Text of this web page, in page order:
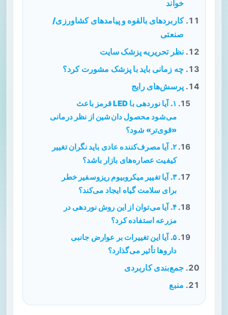
خواند
کاربردهای بالقوه و پیامدهای کشاورزی/
صنعتی
نظر تحریریه پزشک سایت
چه زمانی باید با پزشک مشورت کرد؟
پرسش‌های رایج
۱. آیا نوردهی با LED قرمز باعث
می‌شود محصول دان‌شین از نظر درمانی
«قوی‌تر» شود؟
۲. آیا مصرف‌کننده عادی باید نگران تغییر
کیفیت عصاره‌های بازار باشد؟
۳. آیا تغییر میکروبیوم ریزوسفیر خطر
برای سلامت گیاه ایجاد می‌کند؟
۴. آیا می‌توان از این روش نوردهی در
مزرعه استفاده کرد؟
۵. آیا این تغییرات بر عوارض جانبی
داروها تأثیر می‌گذارد؟
جمع‌بندی کاربردی
منبع